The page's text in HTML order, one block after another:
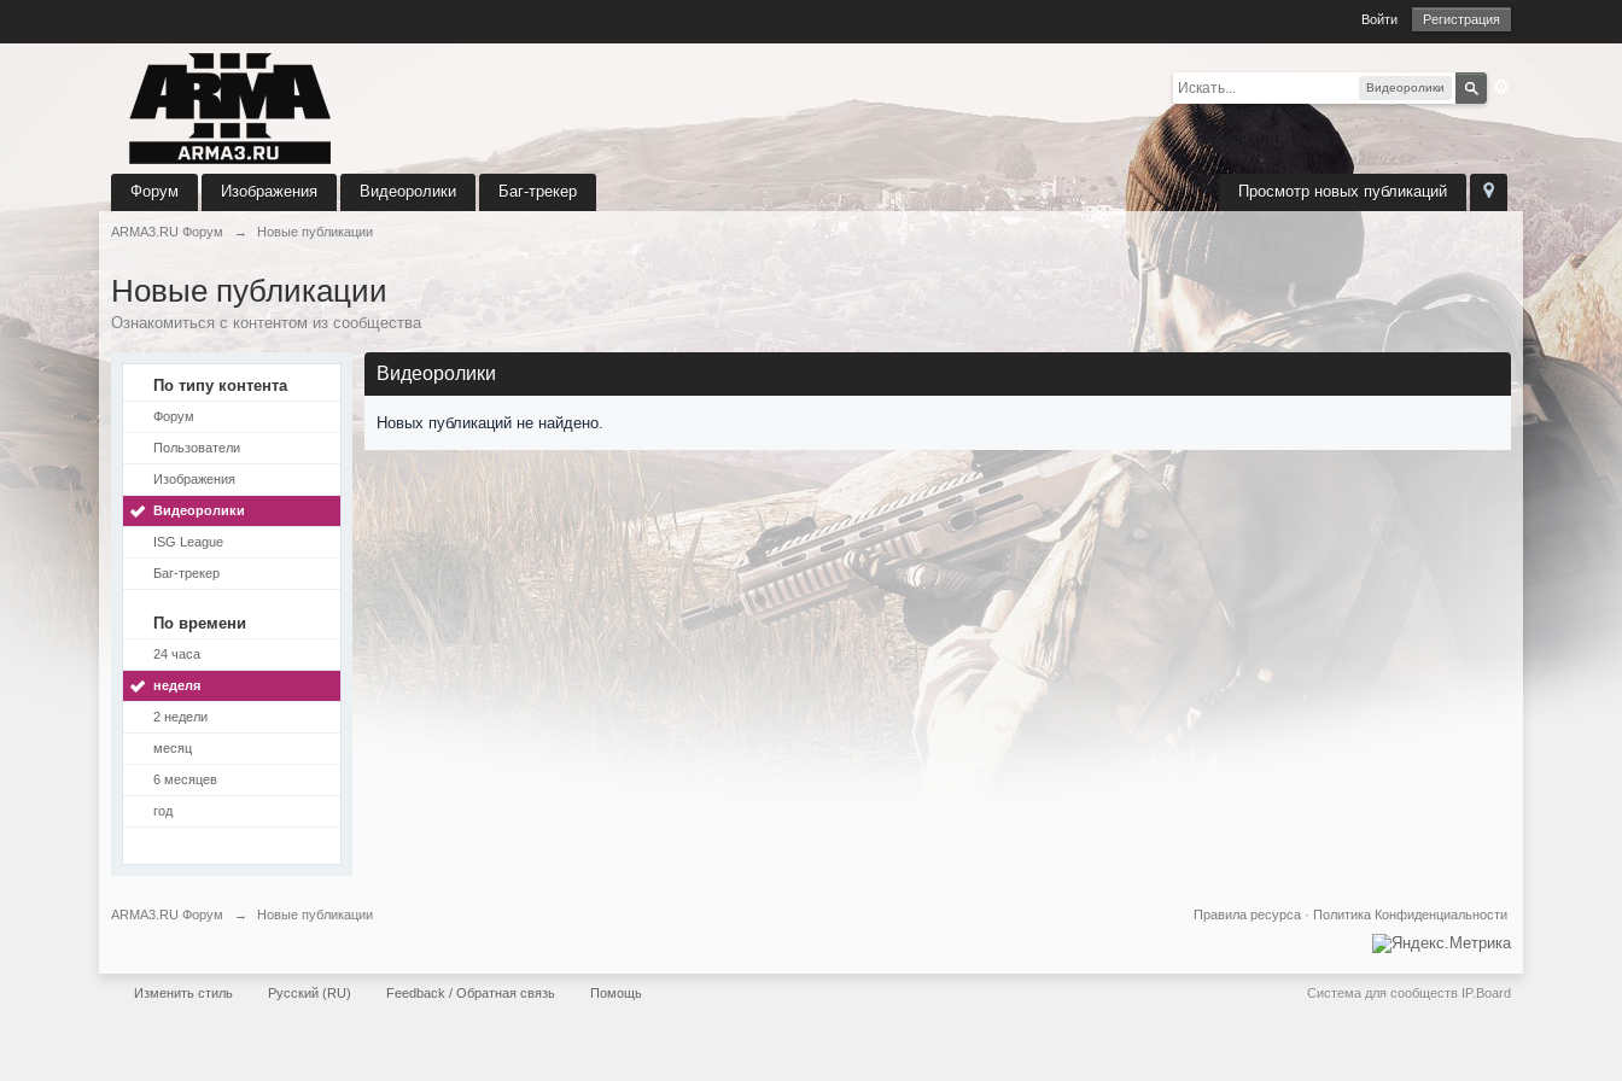
Войти Регистрация
Видеоролики
Просмотр новых публикаций
Форум Изображения Видеоролики Баг-трекер
ARMA3.RU Форум → Новые публикации
Новые публикации
Ознакомиться с контентом из сообщества
По типу контента
Форум
Пользователи
Изображения
Видеоролики
ISG League
Баг-трекер
По времени
24 часа
неделя
2 недели
месяц
6 месяцев
год
Видеоролики
Новых публикаций не найдено.
ARMA3.RU Форум → Новые публикации Политика Конфиденциальности
Правила ресурса ·
Изменить стиль Русский (RU) Feedback / Обратная связь Помощь Система для сообществ IP.Board